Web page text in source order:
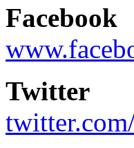
Facebook
Twitter